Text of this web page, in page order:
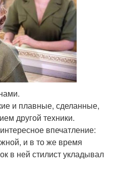
и плавные, сделанные,
другой техники.
впечатление:
и в то же время
в ней стилист укладывал